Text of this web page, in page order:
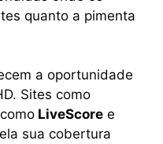
quanto a pimenta
a oportunidade
Sites como
LiveScore e
sua cobertura